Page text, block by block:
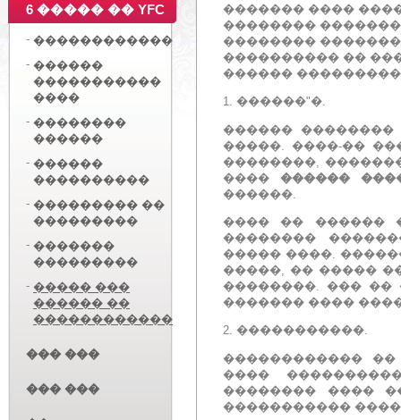
6 ����� �� YFC
- ������������
- ������
�����������
����
- ��������
������
- ������
����������
- ��������� ��
���������
- �������
���������
- ����� ���
������ ��
������������
��� ���
��� ���
������� ����
��������
��������
���������� ��
������
1. ������"�.
������
�����. ����-��
��������,
����������
������.
���� �� ������
��������
����� ����.
�����, �� �����
��������.��� ��
������� ����
2. �����������.
������������
����
�������� ����
�����������